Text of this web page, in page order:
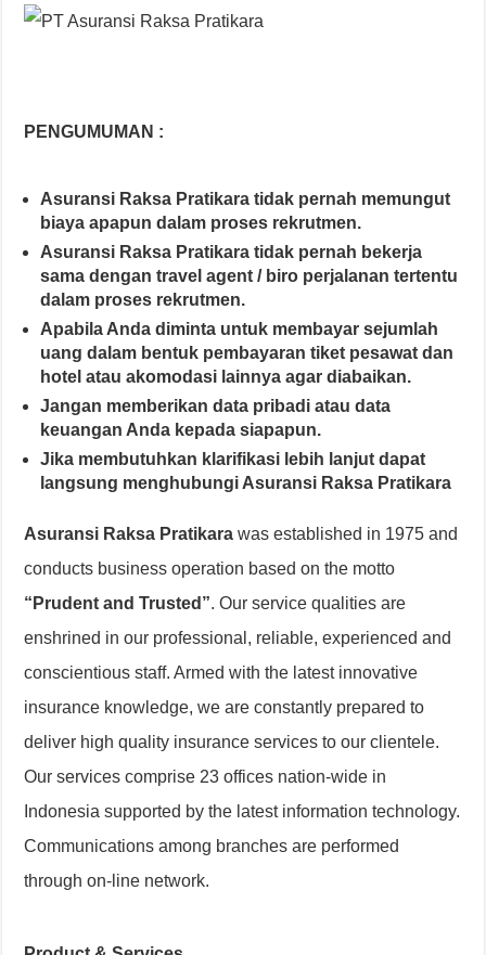
PENGUMUMAN :
Asuransi Raksa Pratikara tidak pernah memungut
biaya apapun dalam proses rekrutmen.
Asuransi Raksa Pratikara tidak pernah bekerja
sama dengan travel agent / biro perjalanan tertentu
dalam proses rekrutmen.
Apabila Anda diminta untuk membayar sejumlah
uang dalam bentuk pembayaran tiket pesawat dan
hotel atau akomodasi lainnya agar diabaikan.
Jangan memberikan data pribadi atau data
keuangan Anda kepada siapapun.
Jika membutuhkan klarifikasi lebih lanjut dapat
langsung menghubungi Asuransi Raksa Pratikara
Asuransi Raksa Pratikara was established in 1975 and
conducts business operation based on the motto
“Prudent and Trusted”. Our service qualities are
enshrined in our professional, reliable, experienced and
conscientious staff. Armed with the latest innovative
insurance knowledge, we are constantly prepared to
deliver high quality insurance services to our clientele.
Our services comprise 23 offices nation-wide in
Indonesia supported by the latest information technology.
Communications among branches are performed
through on-line network.